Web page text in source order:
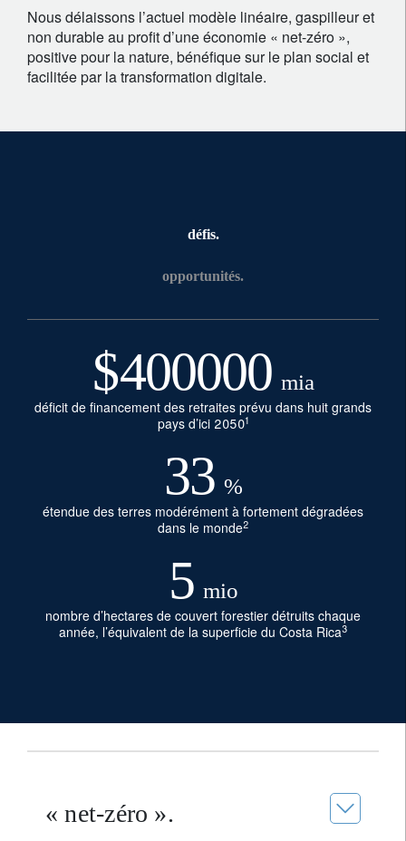
Nous délaissons l’actuel modèle linéaire, gaspilleur et
non durable au profit d’une économie « net-zéro »,
positive pour la nature, bénéfique sur le plan social et
facilitée par la transformation digitale.
défis.
opportunités.
$400000 mia
déficit de financement des retraites prévu dans huit grands
pays d’ici 20501
33 %
étendue des terres modérément à fortement dégradées
dans le monde2
5 mio
nombre d’hectares de couvert forestier détruits chaque
année, l’équivalent de la superficie du Costa Rica3
« net-zéro ».